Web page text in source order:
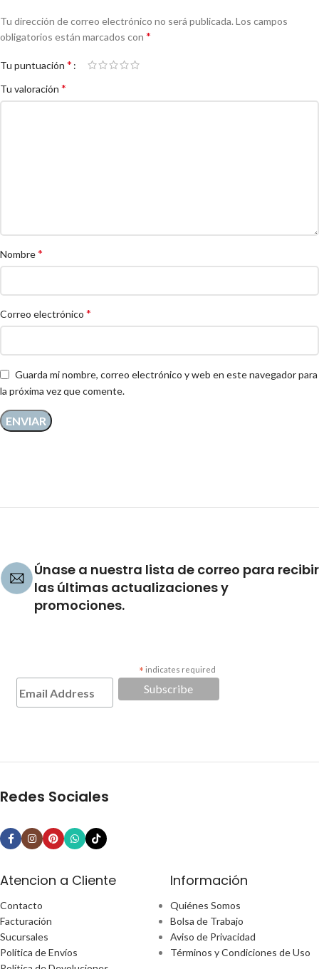
Tu dirección de correo electrónico no será publicada. Los campos
obligatorios están marcados con *
Tu puntuación *
Tu valoración *
Nombre*
Correo electrónico *
Guarda mi nombre, correo electrónico y web en este navegador para
la próxima vez que comente.
Únase a nuestra lista de correo para recibir
las últimas actualizaciones y
promociones.
* indicates required
Redes Sociales
Atencion a Cliente
Contacto
Facturación
Sucursales
Política de Envíos
Información
Quiénes Somos
Bolsa de Trabajo
Aviso de Privacidad
Términos y Condiciones de Uso